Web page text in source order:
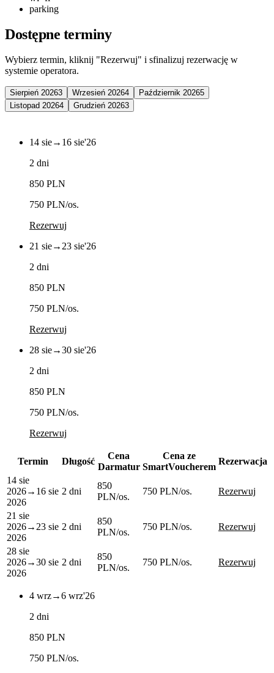
parking
Dostępne terminy
Wybierz termin, kliknij "Rezerwuj" i sfinalizuj rezerwację w
systemie operatora.
Sierpień 20263 Wrzesień 20264 Październik 20265
Listopad 20264 Grudzień 20263
14 sie→ 16 sie'26
2 dni
850 PLN
750 PLN/os.
Rezerwuj
21 sie→ 23 sie'26
2 dni
850 PLN
750 PLN/os.
Rezerwuj
28 sie→30 sie'26
2 dni
850 PLN
750 PLN/os.
Rezerwuj
Termin Długość
Cena
Darmatur
Cena ze
SmartVoucherem
Rezerwacja
14 sie
2026→ 16 sie
2026
2 dni
850
PLN/os.
750 PLN/os. Rezerwuj
21 sie
2026→ 23 sie
2026
2 dni
850
PLN/os.
750 PLN/os. Rezerwuj
28 sie
2026→30 sie
2026
2 dni
850
PLN/os.
750 PLN/os. Rezerwuj
4 wrz→6 wrz'26
2 dni
850 PLN
750 PLN/os.